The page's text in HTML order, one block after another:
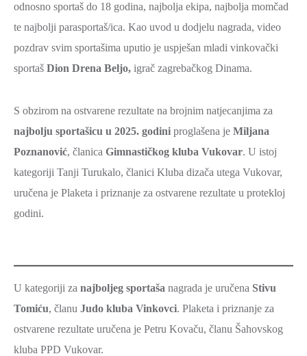
odnosno sportaš do 18 godina, najbolja ekipa, najbolja momčad
te najbolji parasportaš/ica. Kao uvod u dodjelu nagrada, video
pozdrav svim sportašima uputio je uspješan mladi vinkovački
sportaš Dion Drena Beljo, igrač zagrebačkog Dinama.
S obzirom na ostvarene rezultate na brojnim natjecanjima za
najbolju sportašicu u 2025. godini proglašena je Miljana
Poznanović, članica Gimnastičkog kluba Vukovar. U istoj
kategoriji Tanji Turukalo, članici Kluba dizača utega Vukovar,
uručena je Plaketa i priznanje za ostvarene rezultate u protekloj
godini.
U kategoriji za najboljeg sportaša nagrada je uručena Stivu
Tomiću, članu Judo kluba Vinkovci. Plaketa i priznanje za
ostvarene rezultate uručena je Petru Kovaču, članu Šahovskog
kluba PPD Vukovar.